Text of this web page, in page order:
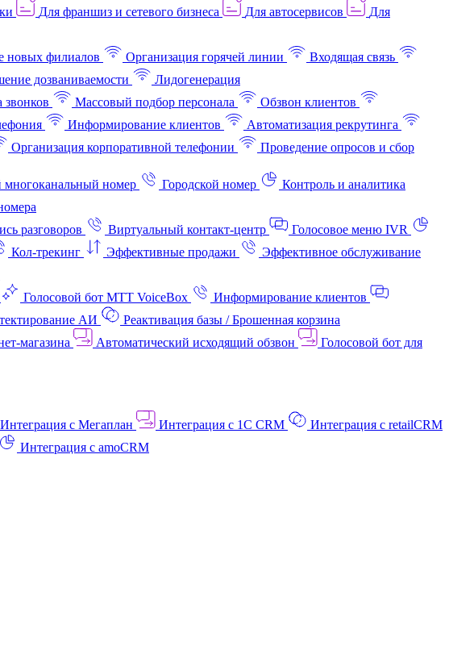
Для франшиз и сетевого бизнеса Для автосервисов
Для
новых филиалов Организация горячей линии
Входящая связь
дозваниваемости
Лидогенерация
звонков Массовый подбор персонала
Обзвон клиентов
Информирование клиентов
Автоматизация рекрутинга
Организация корпоративной телефонии
Проведение опросов и сбор
многоканальный номер Городской номер
Контроль и аналитика
разговоров Виртуальный контакт‑центр
Голосовое меню IVR
Кол-трекинг Эффективные продажи
Эффективное обслуживание
Голосовой бот МТТ VoiceBox
Информирование клиентов
АИ
Реактивация базы / Брошенная корзина
Автоматический исходящий обзвон
Голосовой бот для
Интеграция с Мегаплан Интеграция с 1C CRM
Интеграция с retailCRM
Интеграция с amoCRM